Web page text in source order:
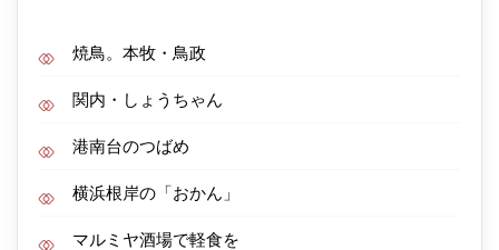
焼鳥。本牧・鳥政
関内・しょうちゃん
港南台のつばめ
横浜根岸の「おかん」
マルミヤ酒場で軽食を